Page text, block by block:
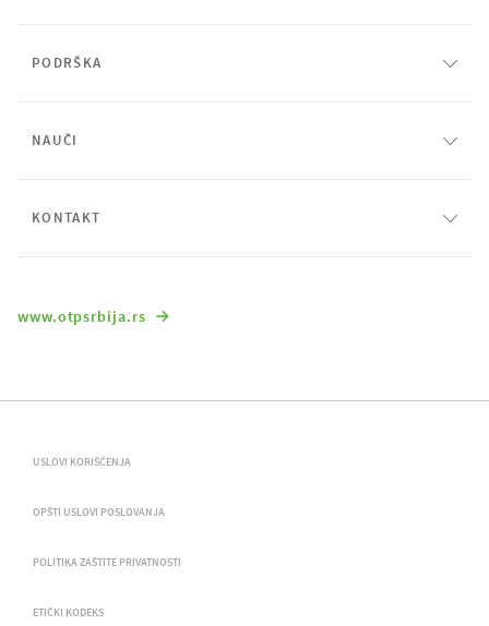
PODRŠKA
NAUČI
KONTAKT
www.otpsrbija.rs
USLOVI KORIŠĆENJA
OPŠTI USLOVI POSLOVANJA
POLITIKA ZAŠTITE PRIVATNOSTI
ETIČKI KODEKS